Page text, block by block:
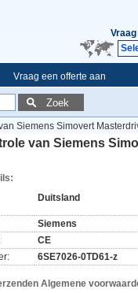
Vraag een offerte aan
Zoek
Siemens Simovert
van Siemens
Duitsland
Siemens
CE
6SE7026-0TD61-z
Algemene